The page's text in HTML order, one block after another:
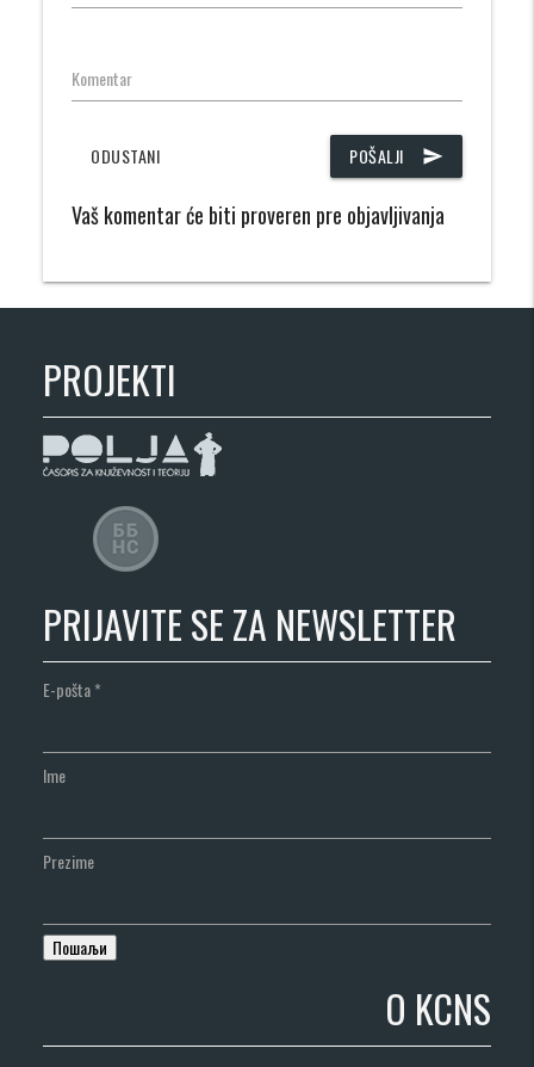
Komentar
POŠALJI send
ODUSTANI
Vaš komentar će biti proveren pre objavljivanja
PROJEKTI
PRIJAVITE SE ZA NEWSLETTER
E-pošta*
Ime
Prezime
O KCNS